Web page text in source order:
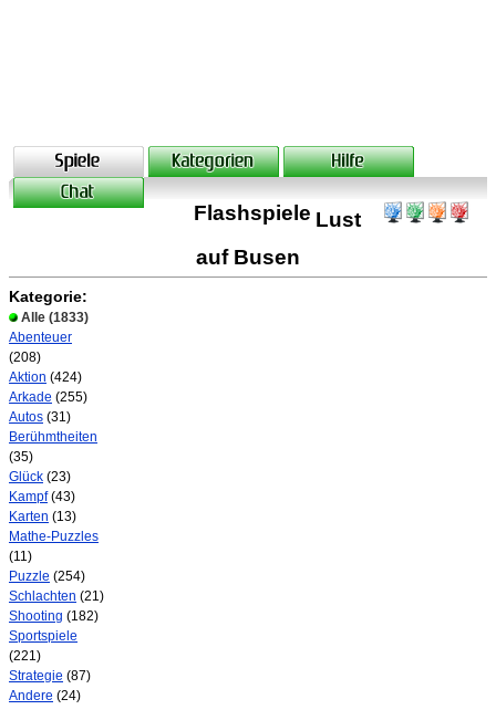
Flashspiele Lust
auf Busen
Kategorie:
Alle (1833)
Abenteuer
(208)
Aktion (424)
Arkade (255)
Autos (31)
Berühmtheiten
(35)
Glück (23)
Kampf(43)
Karten (13)
Mathe-Puzzles
(11)
Puzzle (254)
Schlachten (21)
Shooting (182)
Sportspiele
(221)
Strategie (87)
Andere (24)